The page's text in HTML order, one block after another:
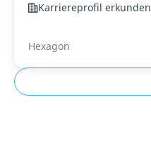
Karriereprofil erkunden
Hexagon